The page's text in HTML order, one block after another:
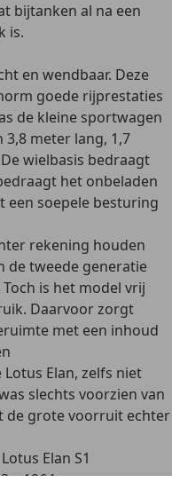
bijtanken al na een
is.
en wendbaar. Deze
goede rijprestaties
de kleine sportwagen
meter lang, 1,7
wielbasis bedraagt
het onbeladen
een soepele besturing
rekening houden
de tweede generatie
is het model vrij
Daarvoor zorgt
met een inhoud
Elan, zelfs niet
slechts voorzien van
de grote voorruit echter
Lotus Elan S1
– 1964